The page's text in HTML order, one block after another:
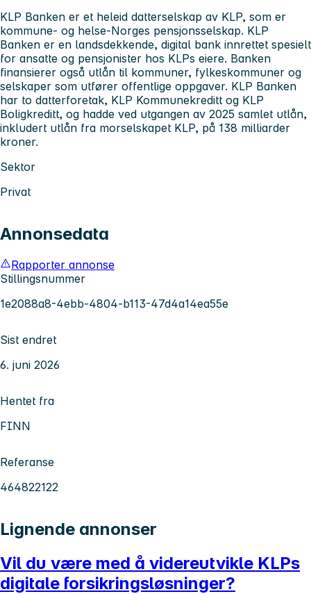
KLP Banken er et heleid datterselskap av KLP, som er
kommune- og helse-Norges pensjonsselskap. KLP
Banken er en landsdekkende, digital bank innrettet spesielt
for ansatte og pensjonister hos KLPs eiere. Banken
finansierer også utlån til kommuner, fylkeskommuner og
selskaper som utfører offentlige oppgaver. KLP Banken
har to datterforetak, KLP Kommunekreditt og KLP
Boligkreditt, og hadde ved utgangen av 2025 samlet utlån,
inkludert utlån fra morselskapet KLP, på 138 milliarder
kroner.
Sektor
Privat
Annonsedata
Rapporter annonse
Stillingsnummer
1e2088a8-4ebb-4804-b113-47d4a14ea55e
Sist endret
6. juni 2026
Hentet fra
FINN
Referanse
464822122
Lignende annonser
Vil du være med å videreutvikle KLPs
digitale forsikringsløsninger?